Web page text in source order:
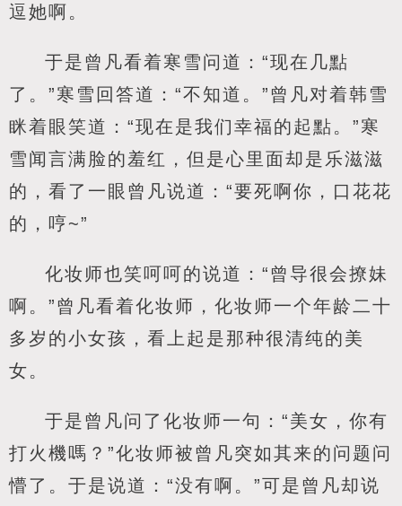
逗她啊。
于是曾凡看着寒雪问道：“现在几點
了。”寒雪回答道：“不知道。”曾凡对着韩雪
眯着眼笑道：“现在是我们幸福的起點。”寒
雪闻言满脸的羞红，但是心里面却是乐滋滋
的，看了一眼曾凡说道：“要死啊你，口花花
的，哼~”
化妆师也笑呵呵的说道：“曾导很会撩妹
啊。”曾凡看着化妆师，化妆师一个年龄二十
多岁的小女孩，看上起是那种很清纯的美
女。
于是曾凡问了化妆师一句：“美女，你有
打火機嗎？”化妆师被曾凡突如其来的问题问
懵了。于是说道：“没有啊。”可是曾凡却说